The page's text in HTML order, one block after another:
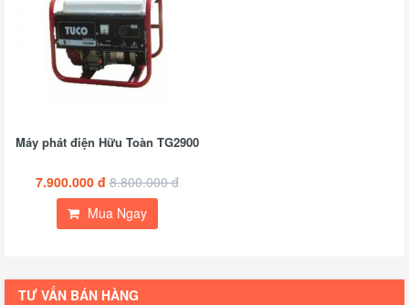
Máy phát điện Hữu Toàn TG2900
7.900.000 đ 8.800.000 đ
Mua Ngay
TƯ VẤN BÁN HÀNG